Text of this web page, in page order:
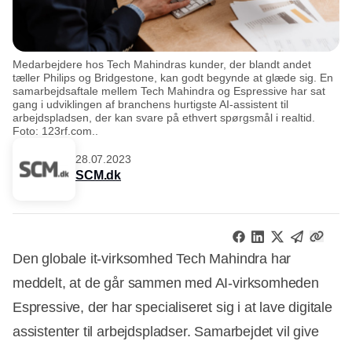
Medarbejdere hos Tech Mahindras kunder, der blandt andet
tæller Philips og Bridgestone, kan godt begynde at glæde sig. En
samarbejdsaftale mellem Tech Mahindra og Espressive har sat
gang i udviklingen af branchens hurtigste AI-assistent til
arbejdspladsen, der kan svare på ethvert spørgsmål i realtid.
Foto: 123rf.com..
28.07.2023
SCM.dk
Den globale it-virksomhed Tech Mahindra har
meddelt, at de går sammen med AI-virksomheden
Espressive, der har specialiseret sig i at lave digitale
assistenter til arbejdspladser. Samarbejdet vil give